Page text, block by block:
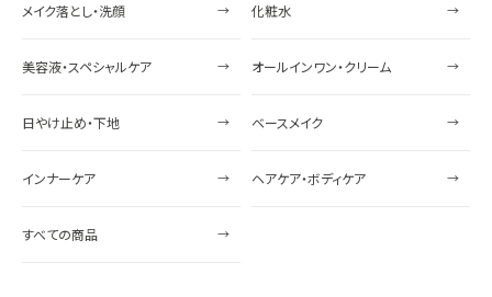
メイク落とし・洗顔 化粧水
美容液・スペシャルケア オールインワン・クリーム
日やけ止め・下地 ベースメイク
インナーケア ヘアケア・ボディケア
すべての商品